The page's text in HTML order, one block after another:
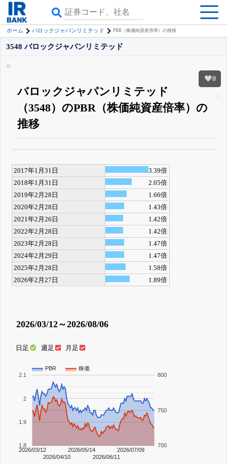
ホーム バロックジャパンリミテッド PBR（株価純資産倍率）の推移
0
3548 バロックジャパンリミテッド
バロックジャパンリミテッド
（3548）のPBR（株価純資産倍率）の
推移
詳しく見られる無料でβ版をはじめる
登録すると永久30%OFFと米株版の先行利用も付きます
2017年1月31日
3.39倍
2018年1月31日
2.05倍
2019年2月28日
1.66倍
2020年2月28日
1.43倍
2021年2月26日
1.42倍
2022年2月28日
1.42倍
2023年2月28日
1.47倍
2024年2月29日
1.47倍
2025年2月28日
1.58倍
2026年2月27日
1.89倍
2026/03/12～2026/08/06
日足 週足 月足
PBR 株価
2026/03/12
2026/04/10
2026/05/14
2026/06/11
2026/07/09
1.8
1.9
2
2.1
700
750
800